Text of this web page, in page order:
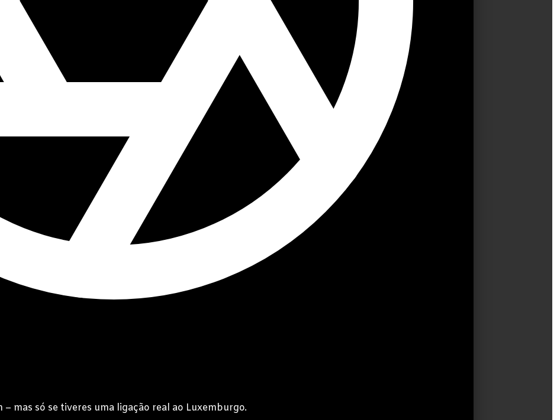
mas só se tiveres uma ligação real ao Luxemburgo.